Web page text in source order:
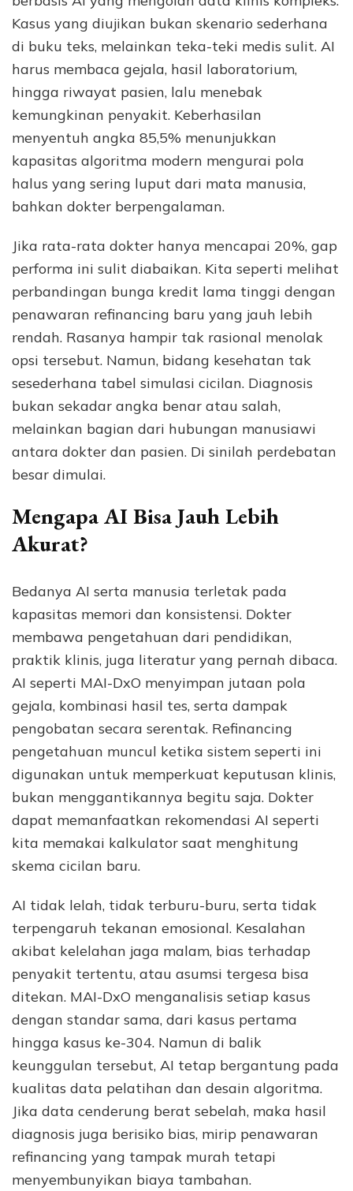
Kasus yang diujikan bukan skenario sederhana
di buku teks, melainkan teka-teki medis sulit. AI
harus membaca gejala, hasil laboratorium,
hingga riwayat pasien, lalu menebak
kemungkinan penyakit. Keberhasilan
menyentuh angka 85,5% menunjukkan
kapasitas algoritma modern mengurai pola
halus yang sering luput dari mata manusia,
bahkan dokter berpengalaman.
Jika rata-rata dokter hanya mencapai 20%, gap
performa ini sulit diabaikan. Kita seperti melihat
perbandingan bunga kredit lama tinggi dengan
penawaran refinancing baru yang jauh lebih
rendah. Rasanya hampir tak rasional menolak
opsi tersebut. Namun, bidang kesehatan tak
sesederhana tabel simulasi cicilan. Diagnosis
bukan sekadar angka benar atau salah,
melainkan bagian dari hubungan manusiawi
antara dokter dan pasien. Di sinilah perdebatan
besar dimulai.
Mengapa AI Bisa Jauh Lebih
Akurat?
Bedanya AI serta manusia terletak pada
kapasitas memori dan konsistensi. Dokter
membawa pengetahuan dari pendidikan,
praktik klinis, juga literatur yang pernah dibaca.
AI seperti MAI-DxO menyimpan jutaan pola
gejala, kombinasi hasil tes, serta dampak
pengobatan secara serentak. Refinancing
pengetahuan muncul ketika sistem seperti ini
digunakan untuk memperkuat keputusan klinis,
bukan menggantikannya begitu saja. Dokter
dapat memanfaatkan rekomendasi AI seperti
kita memakai kalkulator saat menghitung
skema cicilan baru.
AI tidak lelah, tidak terburu-buru, serta tidak
terpengaruh tekanan emosional. Kesalahan
akibat kelelahan jaga malam, bias terhadap
penyakit tertentu, atau asumsi tergesa bisa
ditekan. MAI-DxO menganalisis setiap kasus
dengan standar sama, dari kasus pertama
hingga kasus ke-304. Namun di balik
keunggulan tersebut, AI tetap bergantung pada
kualitas data pelatihan dan desain algoritma.
Jika data cenderung berat sebelah, maka hasil
diagnosis juga berisiko bias, mirip penawaran
refinancing yang tampak murah tetapi
menyembunyikan biaya tambahan.